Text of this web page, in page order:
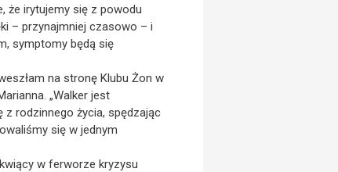
że irytujemy się z powodu
– przynajmniej czasowo – i
symptomy będą się
na stronę Klubu Żon w
„Walker jest
z rodzinnego życia, spędzając
się w jednym
w ferworze kryzysu